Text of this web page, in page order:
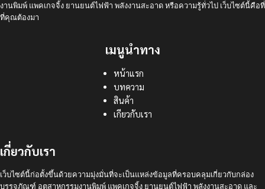
งานพิมพ์ แพคเกจจิ้ง ยานยนต์ไฟฟ้า พลังงานสะอาด หรือความรู้ทั่วไป เว็บไซต์นี้คือที่
ที่คุณต้องมา
เมนูนำทาง
หน้าแรก
บทความ
สินค้า
เกียวกับเรา
เกี่ยวกับเรา
เว็บไซต์นี้ก่อตั้งขึ้นด้วยความมุ่งมั่นที่จะเป็นแหล่งข้อมูลที่ครอบคลุมเกี่ยวกับกล่อง
บรรจุภัณฑ์ อุตสาหกรรมงานพิมพ์ แพคเกจจิ้ง ยานยนต์ไฟฟ้า พลังงานสะอาด และ